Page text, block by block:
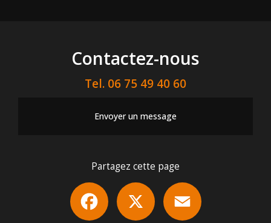
Contactez-nous
Tel. 06 75 49 40 60
Envoyer un message
Partagez cette page
Facebook